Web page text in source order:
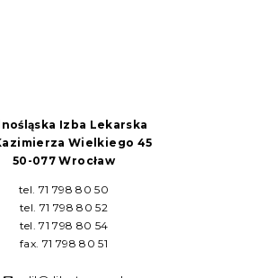
Izba Lekarska
Wielkiego 45
50-077 Wrocław
tel. 71 798 80 50
tel. 71 798 80 52
tel. 71 798 80 54
fax. 71 798 80 51